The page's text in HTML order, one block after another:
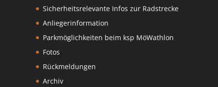
Sicherheitsrelevante Infos zur Radstrecke
Anliegerinformation
Parkmöglichkeiten beim ksp MöWathlon
Fotos
Rückmeldungen
Archiv